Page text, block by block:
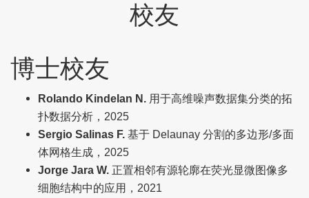
校友
博士校友
Rolando Kindelan N.
用于高维噪声数据集分类的拓
扑数据分析，2025
Sergio Salinas F. 基于 Delaunay 分割的多边形/多面
体网格生成，2025
Jorge Jara W. 正置相邻有源轮廓在荧光显微图像多
细胞结构中的应用，2021